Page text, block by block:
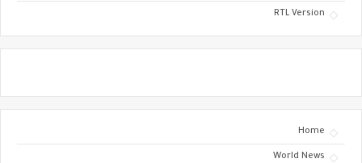
RTL Version
Home
World News